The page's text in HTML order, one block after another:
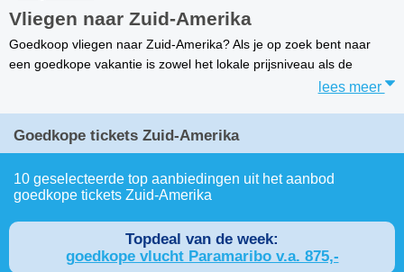
Vliegen naar Zuid-Amerika
Goedkoop vliegen naar Zuid-Amerika? Als je op zoek bent naar
een goedkope vakantie is zowel het lokale prijsniveau als de
lees meer
Goedkope tickets Zuid-Amerika
10 geselecteerde top aanbiedingen uit het aanbod
goedkope tickets Zuid-Amerika
Topdeal van de week:
goedkope vlucht Paramaribo v.a. 875,-